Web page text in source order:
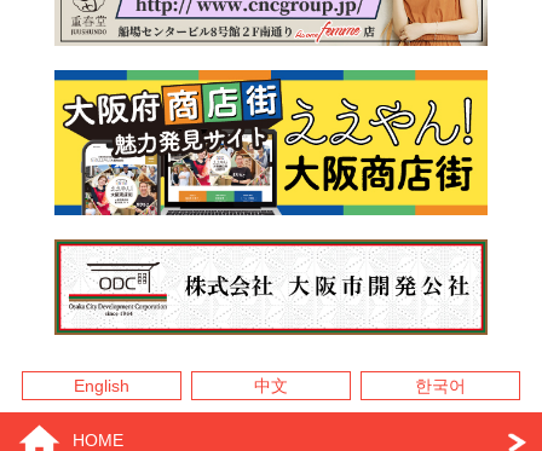
English 中文 한국어
HOME